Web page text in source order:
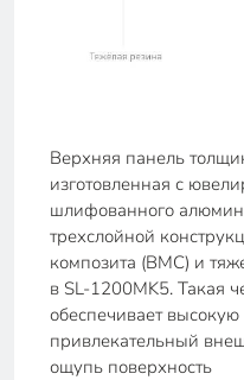
Верхняя панель
изготовленная с
шлифованного
трехслойной
композита (BMC) и
в SL-1200MK5. Такая
обеспечивает
привлекательный
ощупь поверхность